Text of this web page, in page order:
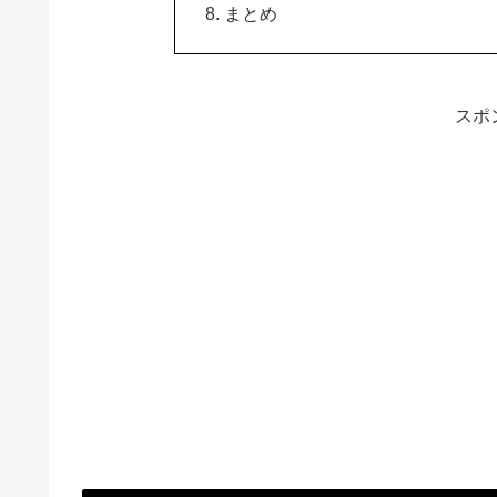
まとめ
スポ